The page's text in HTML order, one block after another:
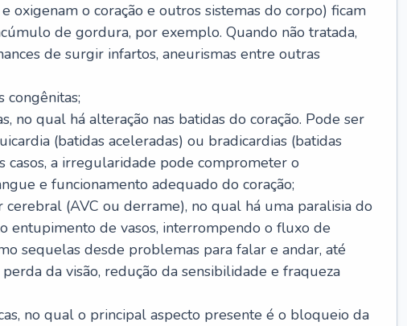
oxigenam o coração e outros sistemas do corpo) ficam
de gordura, por exemplo. Quando não tratada,
de surgir infartos, aneurismas entre outras
congênitas;
no qual há alteração nas batidas do coração. Pode ser
(batidas aceleradas) ou bradicardias (batidas
casos, a irregularidade pode comprometer o
e funcionamento adequado do coração;
cerebral (AVC ou derrame), no qual há uma paralisia do
entupimento de vasos, interrompendo o fluxo de
sequelas desde problemas para falar e andar, até
da visão, redução da sensibilidade e fraqueza
no qual o principal aspecto presente é o bloqueio da